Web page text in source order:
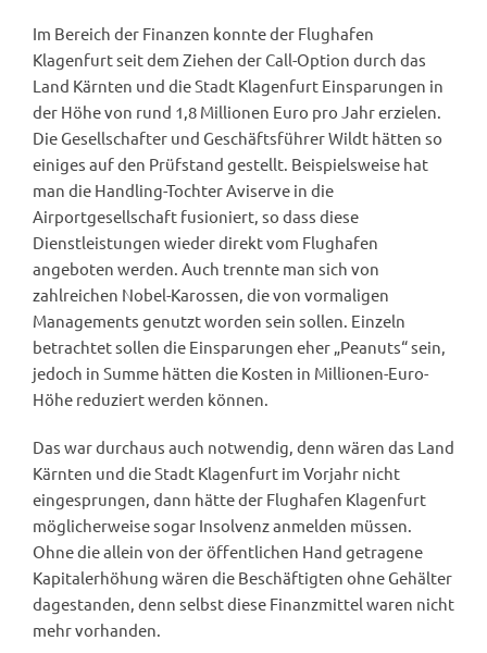
Im Bereich der Finanzen konnte der Flughafen
Klagenfurt seit dem Ziehen der Call-Option durch das
Land Kärnten und die Stadt Klagenfurt Einsparungen in
der Höhe von rund 1,8 Millionen Euro pro Jahr erzielen.
Die Gesellschafter und Geschäftsführer Wildt hätten so
einiges auf den Prüfstand gestellt. Beispielsweise hat
man die Handling-Tochter Aviserve in die
Airportgesellschaft fusioniert, so dass diese
Dienstleistungen wieder direkt vom Flughafen
angeboten werden. Auch trennte man sich von
zahlreichen Nobel-Karossen, die von vormaligen
Managements genutzt worden sein sollen. Einzeln
betrachtet sollen die Einsparungen eher „Peanuts“ sein,
jedoch in Summe hätten die Kosten in Millionen-Euro-
Höhe reduziert werden können.
Das war durchaus auch notwendig, denn wären das Land
Kärnten und die Stadt Klagenfurt im Vorjahr nicht
eingesprungen, dann hätte der Flughafen Klagenfurt
möglicherweise sogar Insolvenz anmelden müssen.
Ohne die allein von der öffentlichen Hand getragene
Kapitalerhöhung wären die Beschäftigten ohne Gehälter
dagestanden, denn selbst diese Finanzmittel waren nicht
mehr vorhanden.